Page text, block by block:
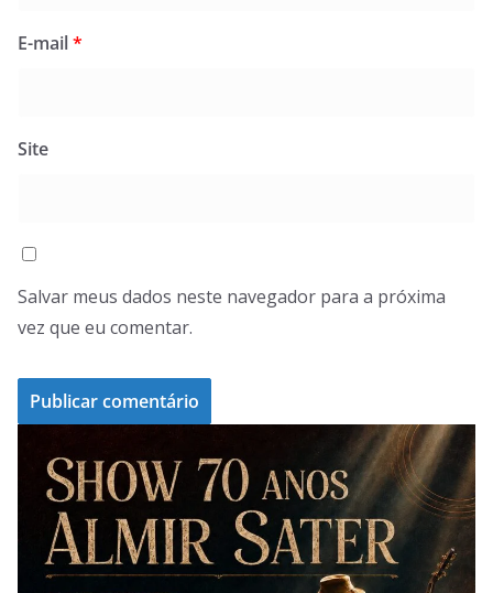
E-mail*
Site
Salvar meus dados neste navegador para a próxima
vez que eu comentar.